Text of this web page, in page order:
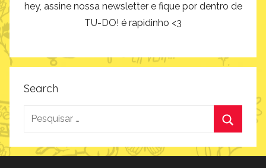
hey, assine nossa newsletter e fique por dentro de
TU-DO! é rapidinho <3
Search
Pesquisar